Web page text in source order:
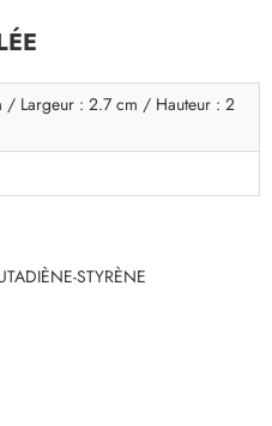
/ Largeur : 2.7 cm / Hauteur : 2
STYRÈNE